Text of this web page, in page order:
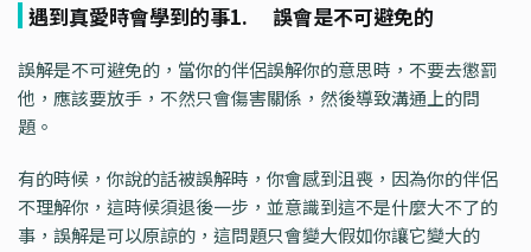
遇到真愛時會學到的事1. 誤會是不可避免的
誤解是不可避免的，當你的伴侶誤解你的意思時，不要去懲罰
他，應該要放手，不然只會傷害關係，然後導致溝通上的問
題。
有的時候，你說的話被誤解時，你會感到沮喪，因為你的伴侶
不理解你，這時候須退後一步，並意識到這不是什麼大不了的
事，誤解是可以原諒的，這問題只會變大假如你讓它變大的